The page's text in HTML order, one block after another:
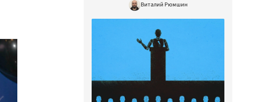
Виталий Рюмшин